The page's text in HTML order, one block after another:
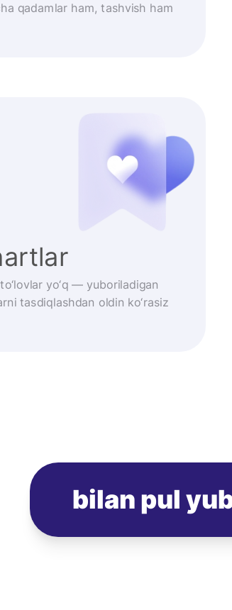
qadamlar ham, tashvish ham
yo‘q — yuboriladigan
tasdiqlashdan oldin ko‘rasiz
bilan pul